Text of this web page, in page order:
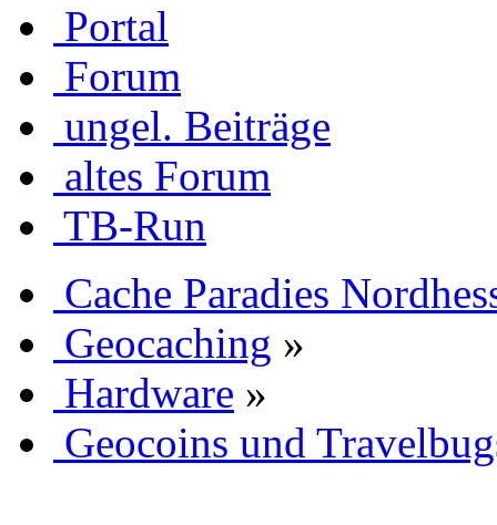
Portal
Forum
ungel. Beiträge
altes Forum
TB-Run
Cache Paradies
Geocaching »
Hardware »
Geocoins und